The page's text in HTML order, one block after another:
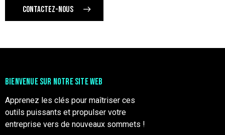
CONTACTEZ-NOUS
BIENVENUE SUR NOTRE SITE WEB
Apprenez les clés pour maîtriser ces
outils puissants et propulser votre
entreprise vers de nouveaux sommets !